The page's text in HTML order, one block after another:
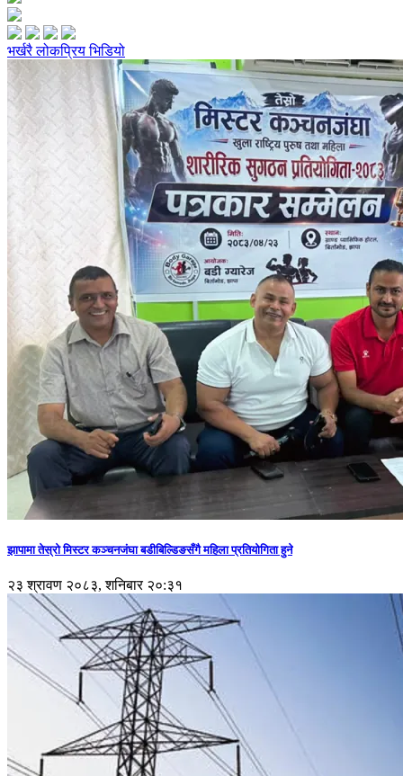
भर्खरैलोकप्रियभिडियो
झापामा तेस्रो मिस्टर कञ्चनजंघा बडीबिल्डिङसँगै महिला प्रतियोगिता हुने
२३ श्रावण २०८३, शनिबार २०:३१